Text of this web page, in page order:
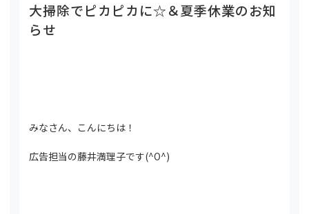
大掃除でピカピカに☆＆夏季休業のお知
らせ
みなさん、こんにちは！
広告担当の藤井満理子です(^O^)